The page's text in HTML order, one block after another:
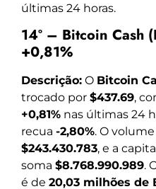
últimas 24 horas.
14º – Bitcoin Cash
+0,81%
Descrição: O Bitcoin
trocado por $437.69,
+0,81% nas últimas 24
recua -2,80%. O
$243.430.783, e a
soma $8.768.990.989.
é de 20,03 milhões de